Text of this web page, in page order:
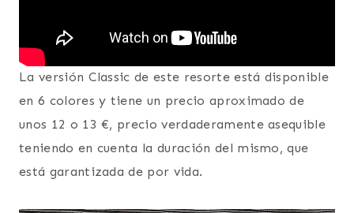
La versión Classic de este resorte está disponible
en 6 colores y tiene un precio aproximado de
unos 12 o 13 €, precio verdaderamente asequible
teniendo en cuenta la duración del mismo, que
está garantizada de por vida.